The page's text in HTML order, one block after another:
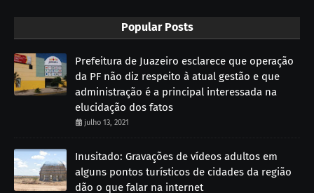
Popular Posts
Prefeitura de Juazeiro esclarece que operação
da PF não diz respeito à atual gestão e que
administração é a principal interessada na
elucidação dos fatos
julho 13, 2021
Inusitado: Gravações de vídeos adultos em
alguns pontos turísticos de cidades da região
dão o que falar na internet